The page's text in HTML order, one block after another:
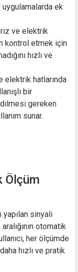
uygulamalarda ek
ve elektrik
kontrol etmek için
hızlı ve
elektrik hatlarında
bir
gereken
sunar.
Ölçüm
yapılan sinyali
otomatik
her ölçümde
hızlı ve pratik